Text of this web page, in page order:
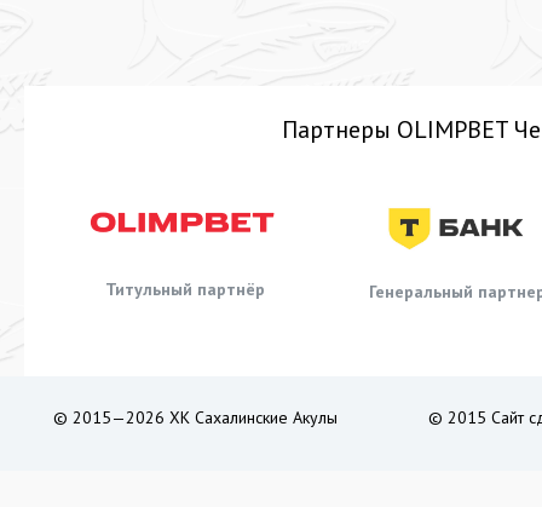
Партнеры OLIMPBET
Титульный партнёр Генеральный
© 2015—2026 ХК Сахалинские Акулы © 2015 Сайт